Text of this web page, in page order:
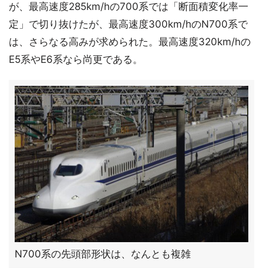
が、最高速度285km/hの700系では「断面積変化率一
定」で切り抜けたが、最高速度300km/hのN700系で
は、さらなる高みが求められた。最高速度320km/hの
E5系やE6系なら尚更である。
N700系の先頭部形状は、なんとも複雑